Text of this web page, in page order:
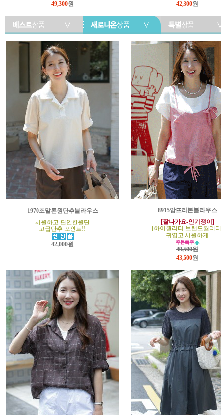
49,300원
42,300원
1970조말론원단추블라우스
시원하고 편안한원단
고급단추 포인트!!
42,000원
8915앙뜨리본블라우스
[잘나가요-인기쟁이]
[하이퀄리티-브랜드퀄리
귀엽고 시원하게
49,500원
43,600원